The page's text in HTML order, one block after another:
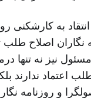
به کارشکنی
نگاران اصلاح
نیز نه تنها
اعتماد ندارند
و روزنامه